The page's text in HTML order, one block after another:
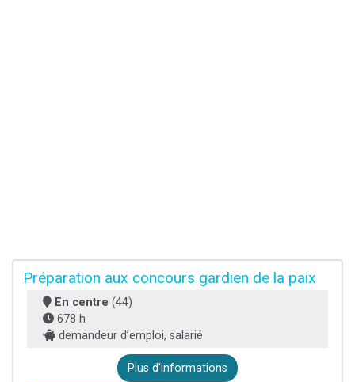
Préparation aux concours gardien de la paix
En centre (44)
678 h
demandeur d’emploi, salarié
Plus d'informations